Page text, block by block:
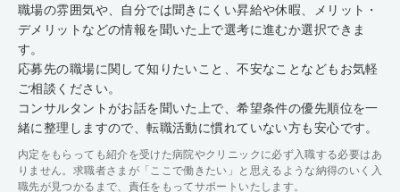
職場の雰囲気や、自分では聞きにくい昇給や休暇、メリット・
デメリットなどの情報を聞いた上で選考に進むか選択できま
す。
応募先の職場に関して知りたいこと、不安なことなどもお気軽
ご相談ください。
コンサルタントがお話を聞いた上で、希望条件の優先順位を一
緒に整理しますので、転職活動に慣れていない方も安心です。
内定をもらっても紹介を受けた病院やクリニックに必ず入職する必要はあ
りません。求職者さまが「ここで働きたい」と思えるような納得のいく入
職先が見つかるまで、責任をもってサポートいたします。